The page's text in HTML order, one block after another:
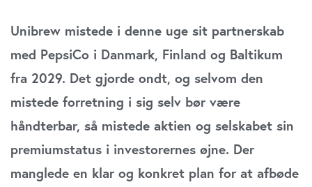
Unibrew mistede i denne uge sit partnerskab
med PepsiCo i Danmark, Finland og Baltikum
fra 2029. Det gjorde ondt, og selvom den
mistede forretning i sig selv bør være
håndterbar, så mistede aktien og selskabet sin
premiumstatus i investorernes øjne. Der
manglede en klar og konkret plan for at afbøde